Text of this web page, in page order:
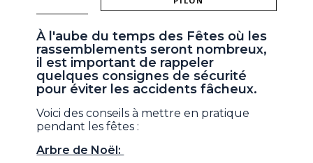
À l'aube du temps des Fêtes où les
rassemblements seront nombreux,
il est important de rappeler
quelques consignes de sécurité
pour éviter les accidents fâcheux.
Voici des conseils à mettre en pratique
pendant les fêtes :
Arbre de Noël: